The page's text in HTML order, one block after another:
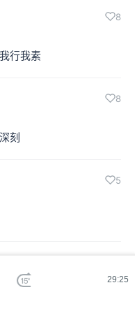
29:25
8
行我素
8
刻
5
清澈 提神醒脑解渴阵痛